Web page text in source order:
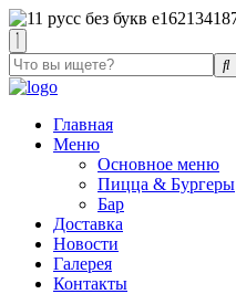
Главная
Меню
Основное меню
Пицца & Бургеры
Бар
Доставка
Новости
Галерея
Контакты